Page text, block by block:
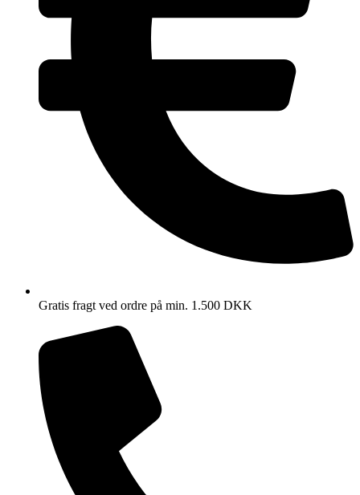
Gratis fragt ved ordre på min. 1.500 DKK